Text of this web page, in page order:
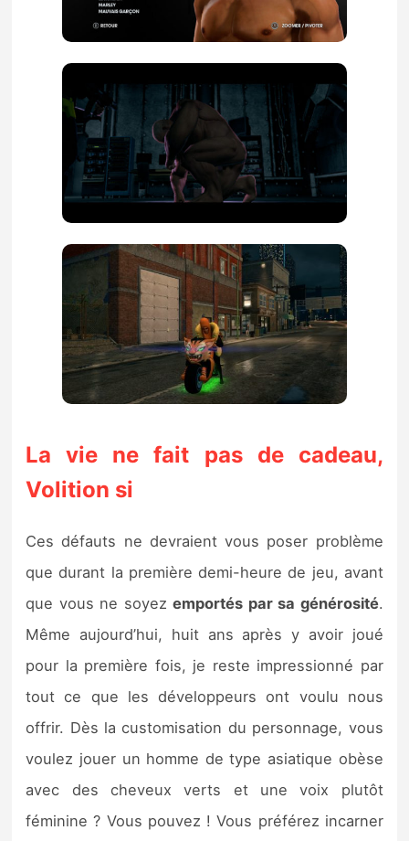
La vie ne fait pas de cadeau,
Volition si
Ces défauts ne devraient vous poser problème
que durant la première demi-heure de jeu, avant
que vous ne soyezemportés par sa générosité.
Même aujourd’hui, huit ans après y avoir joué
pour la première fois, je reste impressionné par
tout ce que les développeurs ont voulu nous
offrir. Dès la customisation du personnage, vous
voulez jouer un homme de type asiatique obèse
avec des cheveux verts et une voix plutôt
féminine ? Vous pouvez ! Vous préférez incarner